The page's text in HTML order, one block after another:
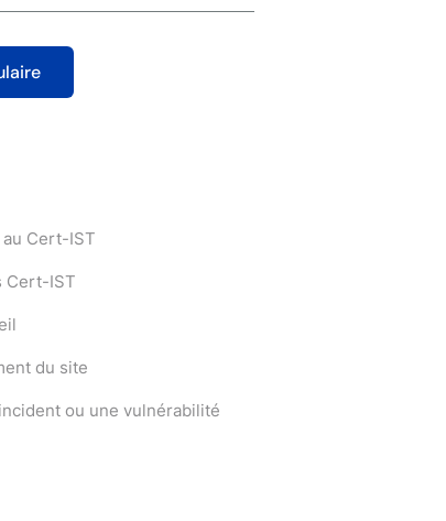
Cert-IST
Cert-IST
du site
ou une vulnérabilité